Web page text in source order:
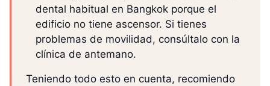
dental habitual en Bangkok porque el
edificio no tiene ascensor. Si tienes
problemas de movilidad, consúltalo con la
clínica de antemano.
Teniendo todo esto en cuenta, recomiendo